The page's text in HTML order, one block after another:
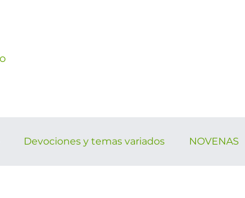
Devociones y temas variados NOVENAS